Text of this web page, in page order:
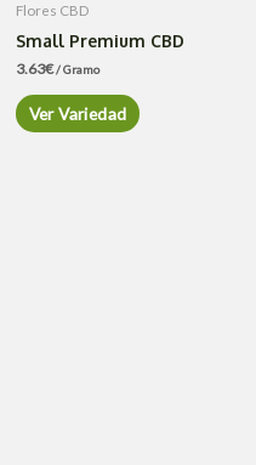
Flores CBD
Small Premium CBD
3.63€/ Gramo
Ver Variedad